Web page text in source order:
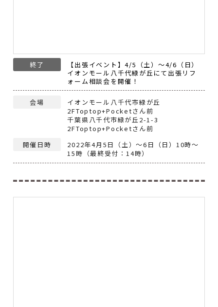
終了
【出張イベント】4/5（土）～4/6（日）
イオンモール八千代緑が丘にて出張リフ
ォーム相談会を開催！
会場
イオンモール八千代市緑が丘
2FToptop+Pocketさん前
千葉県八千代市緑が丘2-1-3
2FToptop+Pocketさん前
開催日時
2022年4月5日（土）～6日（日）10時～
15時（最終受付：14時）